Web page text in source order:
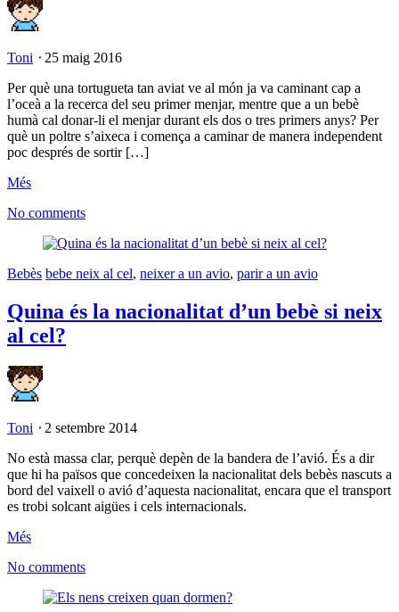
Toni ⋅ 25 maig 2016
Per què una tortugueta tan aviat ve al món ja va caminant cap a
l’oceà a la recerca del seu primer menjar, mentre que a un bebè
humà cal donar-li el menjar durant els dos o tres primers anys? Per
què un poltre s’aixeca i comença a caminar de manera independent
poc després de sortir […]
Més
No comments
Bebès bebe neix al cel, neixer a un avio, parir a un avio
Quina és la nacionalitat d’un bebè si neix
al cel?
Toni ⋅ 2 setembre 2014
No està massa clar, perquè depèn de la bandera de l’avió. És a dir
que hi ha països que concedeixen la nacionalitat dels bebès nascuts a
bord del vaixell o avió d’aquesta nacionalitat, encara que el transport
es trobi solcant aigües i cels internacionals.
Més
No comments